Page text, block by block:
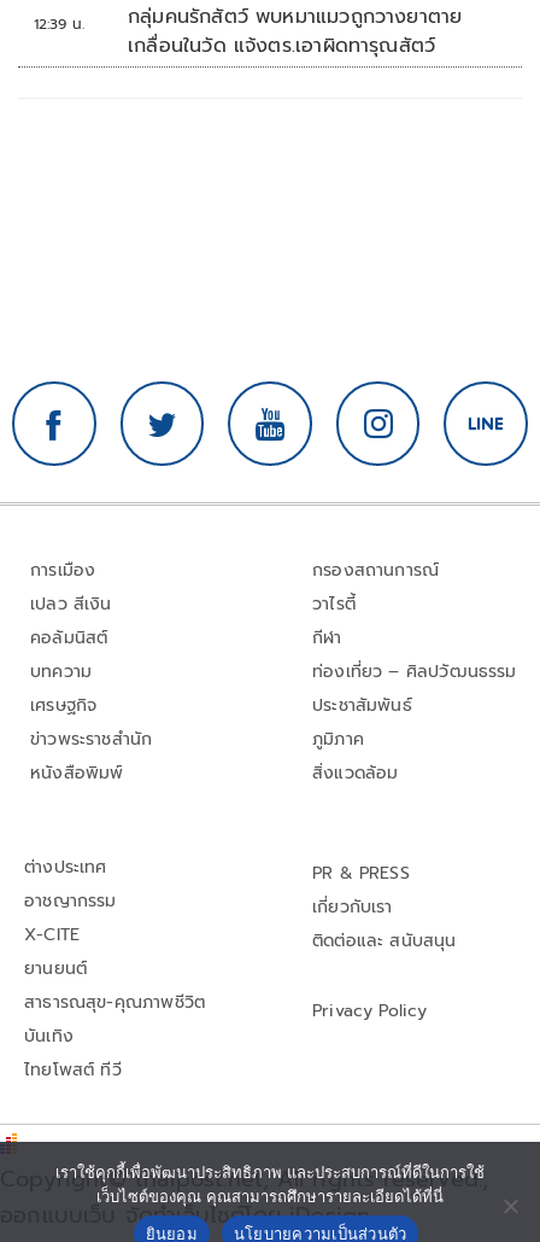
12:39 น.
กลุ่มคนรักสัตว์ พบหมาแมวถูกวางยาตาย
เกลื่อนในวัด แจ้งตร.เอาผิดทารุณสัตว์
การเมือง
เปลว สีเงิน
คอลัมนิสต์
บทความ
เศรษฐกิจ
ข่าวพระราชสำนัก
หนังสือพิมพ์
กรองสถานการณ์
วาไรตี้
กีฬา
ท่องเที่ยว – ศิลปวัฒนธรรม
ประชาสัมพันธ์
ภูมิภาค
สิ่งแวดล้อม
ต่างประเทศ
อาชญากรรม
X-CITE
ยานยนต์
สาธารณสุข-คุณภาพชีวิต
บันเทิง
ไทยโพสต์ ทีวี
PR & PRESS
เกี่ยวกับเรา
ติดต่อและ สนับสนุน
Privacy Policy
Copyright© thaipost.net, All rights reserved.,
ออกแบบเว็บ จัดทำเว็บไซต์โดย iDesign
เราใช้คุกกี้เพื่อพัฒนาประสิทธิภาพ และประสบการณ์ที่ดีในการใช้
เว็บไซต์ของคุณ คุณสามารถศึกษารายละเอียดได้ที่นี่
ยินยอม
นโยบายความเป็นส่วนตัว